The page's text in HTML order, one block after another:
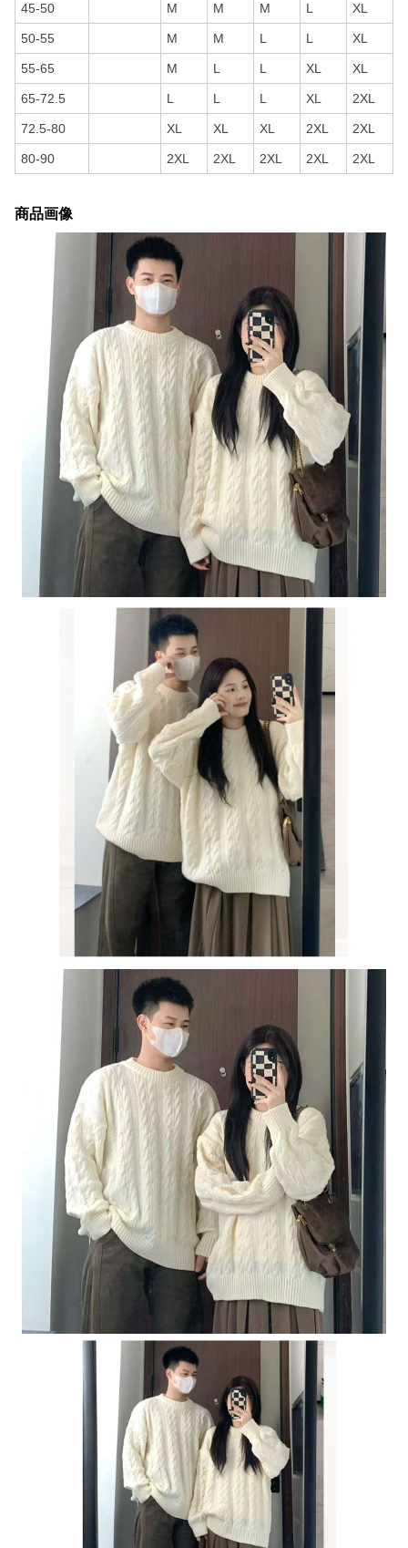
45-50 M M M L XL
50-55 M M L L XL
55-65 M L L XL XL
65-72.5 L L L XL 2XL
72.5-80 XL XL XL 2XL 2XL
80-90 2XL 2XL 2XL 2XL 2XL
商品画像